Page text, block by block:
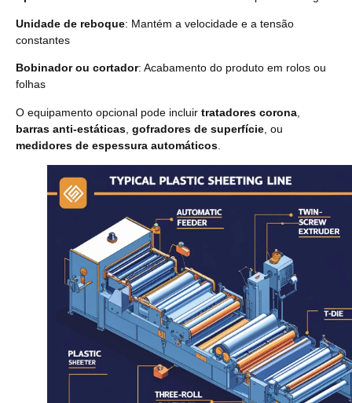
Unidade de reboque: Mantém a velocidade e a tensão
constantes
Bobinador ou cortador: Acabamento do produto em rolos ou
folhas
O equipamento opcional pode incluir tratadores corona
barras anti-estáticas gofradores de superfície , ou
medidores de espessura automáticos